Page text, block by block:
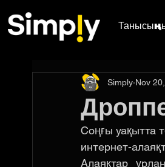
Simply Nov
Соңғы уақытта
интернет-
Алаяқтар